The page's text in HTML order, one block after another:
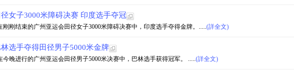
女子3000米障碍决赛 印度选手夺冠
刚刚结束的广州亚运会田径女子3000米障碍决赛中，印度选手夺得金牌。.....(詳全文)
选手夺得田径男子5000米金牌
今晚进行的广州亚运会田径男子5000米决赛中，巴林选手获得冠军。 .....(詳全文)